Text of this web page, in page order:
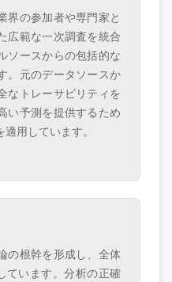
界の参加者や専門家と
広範な一次調査を統合
ソースからの包括的な
。元のデータソースか
なトレーサビリティを
い予測を提供するため
用しています。
の根幹を形成し、全体
ています。分析の正確